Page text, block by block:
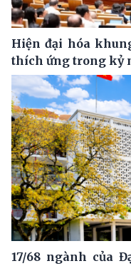
Hiện đại hóa
thích ứng trong kỷ
17/68 ngành của